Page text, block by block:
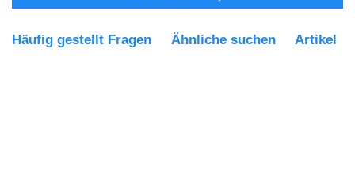
Häufig gestellt Fragen Ähnliche suchen Artikel